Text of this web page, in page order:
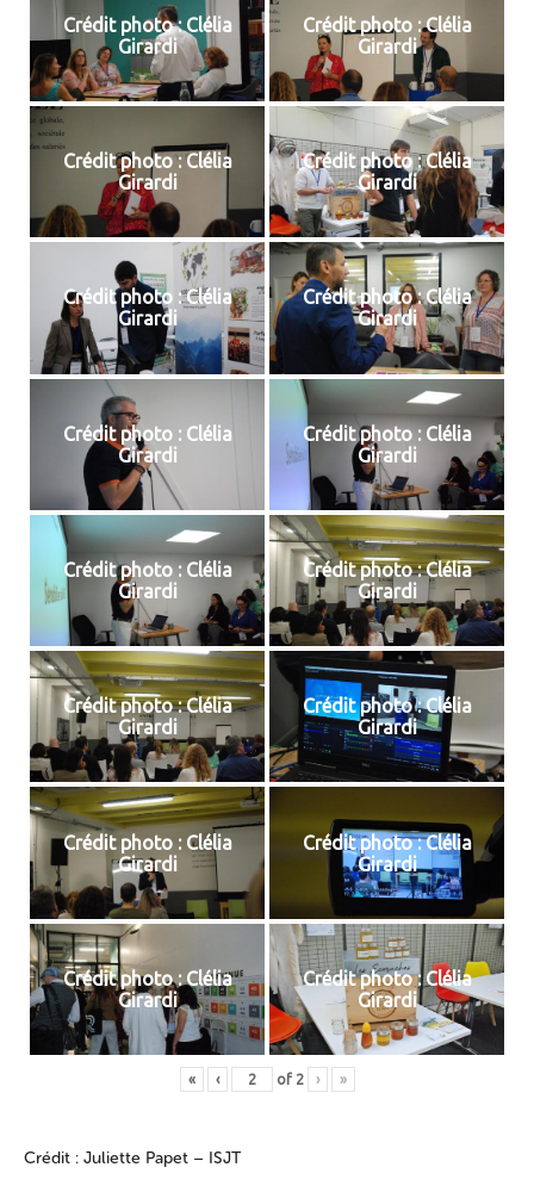
Crédit photo : Clélia
Girardi
Crédit photo : Clélia
Girardi
Crédit photo : Clélia
Girardi
Crédit photo : Clélia
Girardi
Crédit photo : Clélia
Girardi
Crédit photo : Clélia
Girardi
Crédit photo : Clélia
Girardi
Crédit photo : Clélia
Girardi
Crédit photo : Clélia
Girardi
Crédit photo : Clélia
Girardi
Crédit photo : Clélia
Girardi
Crédit photo : Clélia
Girardi
Crédit photo : Clélia
Girardi
Crédit photo : Clélia
Girardi
Crédit photo : Clélia
Girardi
Crédit photo : Clélia
Girardi
« ‹ of 2 › »
Crédit : Juliette Papet – ISJT